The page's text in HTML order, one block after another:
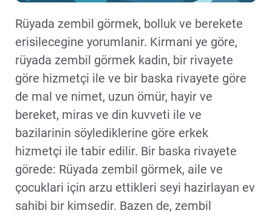
Rüyada zembil görmek, bolluk ve berekete
erisilecegine yorumlanir. Kirmani ye göre,
rüyada zembil görmek kadin, bir rivayete
göre hizmetçi ile ve bir baska rivayete göre
de mal ve nimet, uzun ömür, hayir ve
bereket, miras ve din kuvveti ile ve
bazilarinin söylediklerine göre erkek
hizmetçi ile tabir edilir. Bir baska rivayete
görede: Rüyada zembil görmek, aile ve
çocuklari için arzu ettikleri seyi hazirlayan ev
sahibi bir kimsedir. Bazen de, zembil